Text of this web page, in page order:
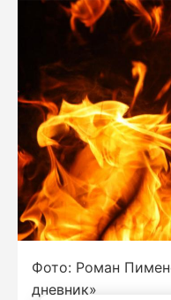
Фото: Роман
дневник»